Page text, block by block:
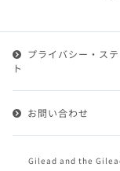
1.会員とは、
ービスに登録
いいます。
けることがで
Gilead and the
プライバシー・ス
ト
お問い合わせ